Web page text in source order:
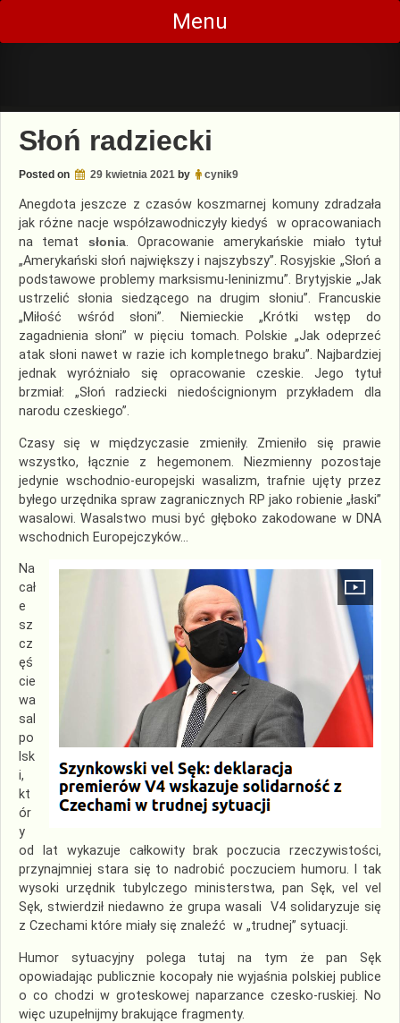
Skip
content
Menu
Słoń radziecki
Posted on 29 kwietnia 2021 by cynik9
Anegdota jeszcze z czasów koszmarnej komuny zdradzała
jak różne nacje współzawodniczyły kiedyś w opracowaniach
na temat słonia. Opracowanie amerykańskie miało tytuł
„Amerykański słoń największy i najszybszy”. Rosyjskie „Słoń a
podstawowe problemy marksismu-leninizmu”. Brytyjskie „Jak
ustrzelić słonia siedzącego na drugim słoniu”. Francuskie
„Miłość wśród słoni”. Niemieckie „Krótki wstęp do
zagadnienia słoni” w pięciu tomach. Polskie „Jak odeprzeć
atak słoni nawet w razie ich kompletnego braku”. Najbardziej
jednak wyróżniało się opracowanie czeskie. Jego tytuł
brzmiał: „Słoń radziecki niedoścignionym przykładem dla
narodu czeskiego”.
Czasy się w międzyczasie zmieniły. Zmieniło się prawie
wszystko, łącznie z hegemonem. Niezmienny pozostaje
jedynie wschodnio-europejski wasalizm, trafnie ujęty przez
byłego urzędnika spraw zagranicznych RP jako robienie „łaski”
wasalowi. Wasalstwo musi być głęboko zakodowane w DNA
wschodnich Europejczyków…
Na
cał
e
sz
cz
ęś
cie
wa
sal
po
lsk
i,
kt
ór
y
od lat wykazuje całkowity brak poczucia rzeczywistości,
przynajmniej stara się to nadrobić poczuciem humoru. I tak
wysoki urzędnik tubylczego ministerstwa, pan Sęk, vel vel
Sęk, stwierdził niedawno że grupa wasali V4 solidaryzuje się
z Czechami które miały się znaleźć w „trudnej” sytuacji.
Humor sytuacyjny polega tutaj na tym że pan Sęk
opowiadając publicznie kocopały nie wyjaśnia polskiej publice
o co chodzi w groteskowej naparzance czesko-ruskiej. No
więc uzupełnijmy brakujące fragmenty.